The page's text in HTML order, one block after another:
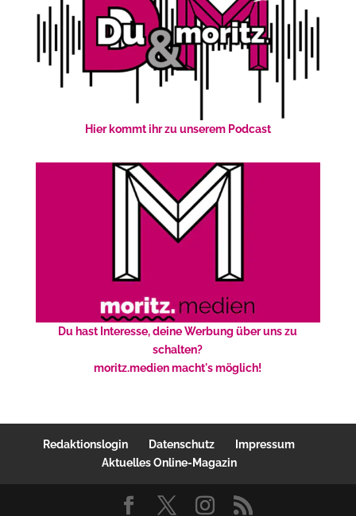
Hier kommt ihr zu unserem Podcast
Du hast Interesse, deine Werbung über uns zu
schalten?
moritz.medien macht's möglich!
Redaktionslogin Datenschutz
Impressum
Aktuelles Online-Magazin